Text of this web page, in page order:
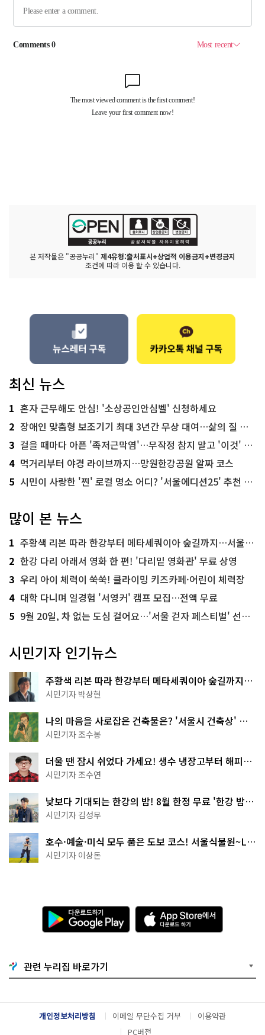
본 저작물은 "공공누리" 제4유형:출처표시+상업적 이용금지+변경금지
조건에 따라 이용 할 수 있습니다.
최신 뉴스
1 혼자 근무해도 안심! '소상공인안심벨' 신청하세요
2 장애인 맞춤형 보조기기 최대 3년간 무상 대여…삶의 질 높인다
3 걸을 때마다 아픈 '족저근막염'…무작정 참지 말고 '이것' 해보세요!
4 먹거리부터 야경 라이브까지…망원한강공원 알짜 코스
5 시민이 사랑한 '찐' 로컬 명소 어디? '서울에디션25' 추천 코스
많이 본 뉴스
1 주황색 리본 따라 한강부터 메타세쿼이아 숲길까지…서울둘레길 15코스
2 한강 다리 아래서 영화 한 편! '다리밑 영화관' 무료 상영
3 우리 아이 체력이 쑥쑥! 클라이밍 키즈카페·어린이 체력장
4 대학 다니며 일경험 '서영커' 캠프 모집…전액 무료
5 9월 20일, 차 없는 도심 걸어요…'서울 걷자 페스티벌' 선착순 5천명
시민기자 인기뉴스
주황색 리본 따라 한강부터 메타세쿼이아 숲길까지…
서울둘레길 15코스
시민기자 박상현
나의 마음을 사로잡은 건축물은? '서울시 건축상' 수
상작 공개!
시민기자 조수봉
더울 땐 잠시 쉬었다 가세요! 생수 냉장고부터 해피소
·무더위쉼터까지
시민기자 조수연
낮보다 기대되는 한강의 밤! 8월 한정 무료 '한강 밤
핑' 예약은?
시민기자 김성무
호수·예술·미식 모두 품은 도보 코스! 서울식물원~LG
아트센터~마곡테라스거리
시민기자 이상돈
다
운
로
기
G
o
g
l
e
A
p
p
e
서
다
운
관련 누리집 바로가기
개인정보처리방침 이메일 무단수집 거부
이용약관
PC버전